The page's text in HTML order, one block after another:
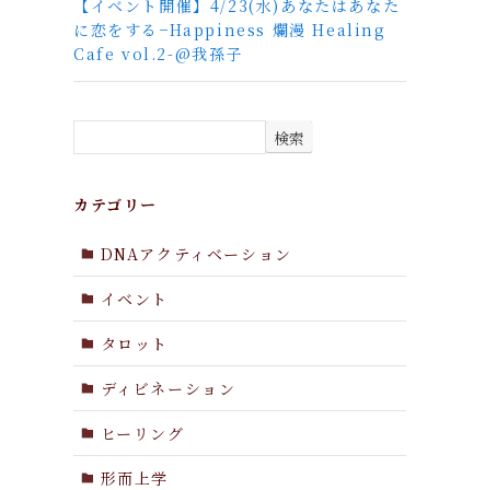
【イベント開催】4/23(水)あなたはあなた
に恋をする−Happiness 爛漫 Healing
Cafe vol.2-@我孫子
検索
カテゴリー
DNAアクティベーション
イベント
タロット
ディビネーション
ヒーリング
形而上学